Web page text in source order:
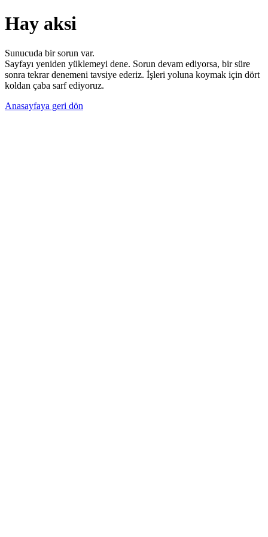
Hay aksi
Sunucuda bir sorun var.
Sayfayı yeniden yüklemeyi dene. Sorun devam ediyorsa, bir süre
sonra tekrar denemeni tavsiye ederiz. İşleri yoluna koymak için dört
koldan çaba sarf ediyoruz.
Anasayfaya geri dön